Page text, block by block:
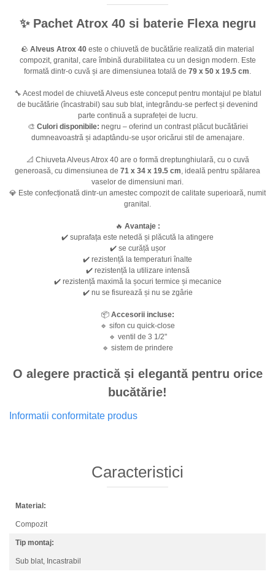
✨ Pachet Atrox 40 si baterie Flexa negru
🪨 Alveus Atrox 40 este o chiuvetă de bucătărie realizată din material
compozit, granital, care îmbină durabilitatea cu un design modern. Este
formată dintr-o cuvă și are dimensiunea totală de 79 x 50 x 19.5 cm.
🔧 Acest model de chiuvetă Alveus este conceput pentru montajul pe blatul
de bucătărie (încastrabil) sau sub blat, integrându-se perfect și devenind
parte continuă a suprafeței de lucru.
🎨 Culori disponibile: negru – oferind un contrast plăcut bucătăriei
dumneavoastră și adaptându-se ușor oricărui stil de amenajare.
📐 Chiuveta Alveus Atrox 40 are o formă dreptunghiulară, cu o cuvă
generoasă, cu dimensiunea de 71 x 34 x 19.5 cm, ideală pentru spălarea
vaselor de dimensiuni mari.
💎 Este confecționată dintr-un amestec compozit de calitate superioară, numit
granital.
🔥 Avantaje :
✔️ suprafața este netedă și plăcută la atingere
✔️ se curăță ușor
✔️ rezistență la temperaturi înalte
✔️ rezistență la utilizare intensă
✔️ rezistență maximă la șocuri termice și mecanice
✔️ nu se fisurează și nu se zgârie
📦 Accesorii incluse:
🔹 sifon cu quick-close
🔹 ventil de 3 1/2"
🔹 sistem de prindere
O alegere practică și elegantă pentru orice
bucătărie!
Informatii conformitate produs
Caracteristici
Material:
Compozit
Tip montaj:
Sub blat, Incastrabil